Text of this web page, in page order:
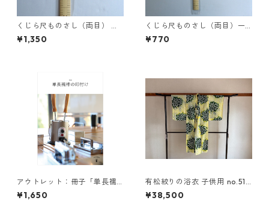
くじら尺ものさし（両目） 二
尺
¥1,350
くじら尺ものさし（両目）一
尺
¥770
アウトレット：冊子「単長襦
袢の印付け」A5サイズ
¥1,650
有松絞りの浴衣 子供用 no.511
2
¥38,500